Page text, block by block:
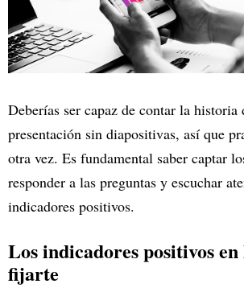
Deberías ser capaz de contar la historia
presentación sin diapositivas, así que
otra vez. Es fundamental saber captar
responder a las preguntas y escuchar
indicadores positivos.
Los indicadores positivos en
fijarte